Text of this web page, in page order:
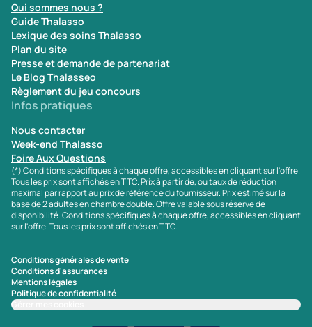
Qui sommes nous ?
Guide Thalasso
Lexique des soins Thalasso
Plan du site
Presse et demande de partenariat
Le Blog Thalasseo
Règlement du jeu concours
Infos pratiques
Nous contacter
Week-end Thalasso
Foire Aux Questions
(*) Conditions spécifiques à chaque offre, accessibles en cliquant sur l'offre.
Tous les prix sont affichés en TTC. Prix à partir de, ou taux de réduction
maximal par rapport au prix de référence du fournisseur. Prix estimé sur la
base de 2 adultes en chambre double. Offre valable sous réserve de
disponibilité. Conditions spécifiques à chaque offre, accessibles en cliquant
sur l'offre. Tous les prix sont affichés en TTC.
Conditions générales de vente
Conditions d'assurances
Mentions légales
Politique de confidentialité
Gérer mes cookies